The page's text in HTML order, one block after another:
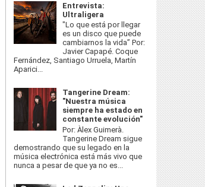
Entrevista:
Ultraligera
"Lo que está por llegar
es un disco que puede
cambiarnos la vida” Por:
Javier Capapé. Coque
Fernández, Santiago Urruela, Martín
Aparici...
Tangerine Dream:
"Nuestra música
siempre ha estado en
constante evolución"
Por: Àlex Guimerà.
Tangerine Dream sigue
demostrando que su legado en la
música electrónica está más vivo que
nunca a pesar de que ya no es...